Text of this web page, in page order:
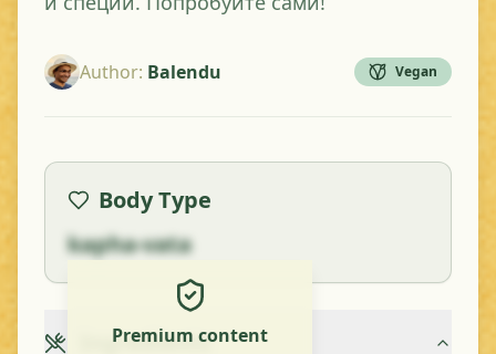
Author: Balendu Vegan
Body Type
kapha-vata
Premium content
Ingredients